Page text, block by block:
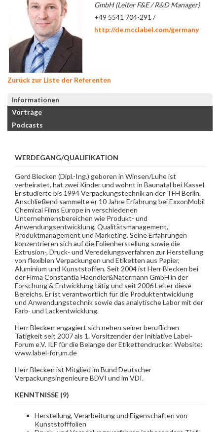
GmbH (Leiter F&E / R&D Manager)
+49 5541 704-291 /
http://de.mcclabel.com/germany
Zurück zur Liste der Referenten
Informationen
Vorträge
Podcasts
WERDEGANG/QUALIFIKATION
Gerd Blecken (Dipl.-Ing.) geboren in Winsen/Luhe ist
verheiratet, hat zwei Kinder und wohnt in Baunatal bei Kassel.
Er studierte bis 1994 Verpackungstechnik an der TFH Berlin.
Anschließend sammelte er 10 Jahre Erfahrung bei ExxonMobil
Chemical Films Europe in verschiedenen
Unternehmensbereichen wie Produkt- und
Anwendungsentwicklung, Qualitätsmanagement,
Produktmanagement und Marketing. Seine Erfahrungen
konzentrieren sich auf die Folienherstellung sowie die
Extrusion-, Druck- und Veredelungsverfahren zur Herstellung
von flexiblen Verpackungen und Etiketten aus Papier,
Aluminium und Kunststoffen. Seit 2004 ist Herr Blecken bei
der Firma Constantia Haendler&Natermann GmbH in der
Forschung & Entwicklung tätig und seit 2006 Leiter diese
Bereichs. Er ist verantwortlich für die Produktentwicklung
und Anwendungstechnik sowie das analytische Labor mit der
Farb- und Lackentwicklung.
Herr Blecken engagiert sich neben seiner beruflichen
Tätigkeit seit 2007 als 1. Vorsitzender der Initiative Label-
Forum e.V. ILF für die Belange der Etikettendrucker. Website:
www.label-forum.de
Herr Blecken ist Mitglied im Bund Deutscher
Verpackungsingenieure BDVI und im VDI.
KENNTNISSE (9)
Herstellung, Verarbeitung und Eigenschaften von
Kunststofffolien